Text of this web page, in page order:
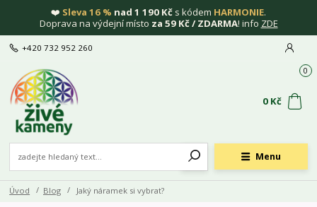
❤️ Sleva 16 % nad 1 190 Kč s kódem HARMONIE.
Doprava na výdejní místo za 59 Kč / ZDARMA! info ZDE
Menu
+420 732 952 260
0
0 Kč
Úvod Blog Jaký náramek si vybrat?